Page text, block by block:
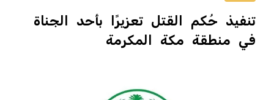
تنفيذ حُكم القتل تعزيرًا بأحد الجناة
في منطقة مكة المكرمة